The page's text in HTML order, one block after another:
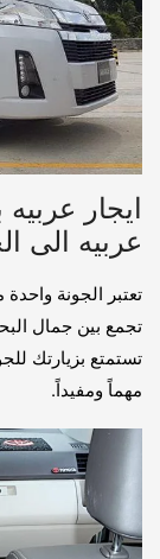
عربيه الى
تعتبر الجونة
تجمع بين جمال
تستمتع بزيارتك
مهماً ومفيداً.